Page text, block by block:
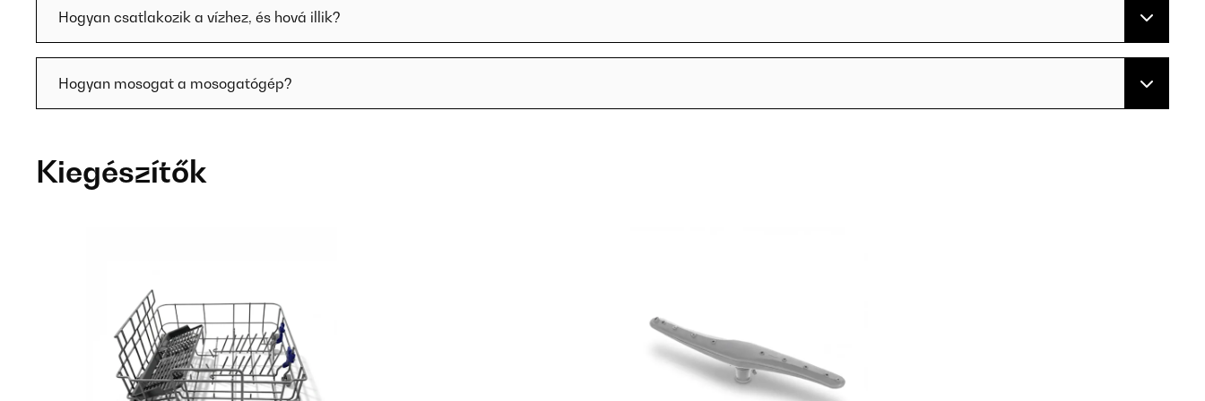
Hogyan csatlakozik a vízhez, és hová illik?
Hogyan mosogat a mosogatógép?
Kiegészítők